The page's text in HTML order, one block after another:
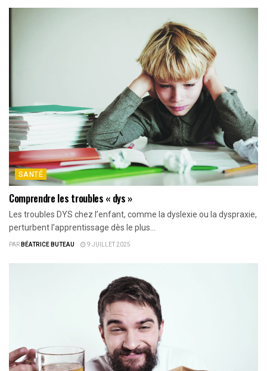
SANTÉ
Comprendre les troubles « dys »
Les troubles DYS chez l’enfant, comme la dyslexie ou la dyspraxie,
perturbent l’apprentissage dès le plus...
PARBÉATRICE BUTEAU 9 JUILLET 2025